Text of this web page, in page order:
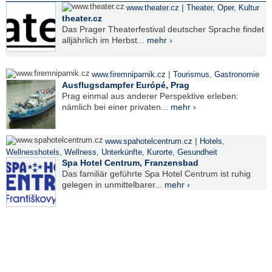
www.theater.cz | Theater, Oper, Kultur
theater.cz
Das Prager Theaterfestival deutscher Sprache findet
alljährlich im Herbst... mehr ›
www.firemniparnik.cz | Tourismus, Gastronomie
Ausflugsdampfer Európé, Prag
Prag einmal aus anderer Perspektive erleben:
nämlich bei einer privaten... mehr ›
www.spahotelcentrum.cz | Hotels,
Wellnesshotels, Wellness, Unterkünfte, Kurorte, Gesundheit
Spa Hotel Centrum, Franzensbad
Das familiär geführte Spa Hotel Centrum ist ruhig
gelegen in unmittelbarer... mehr ›